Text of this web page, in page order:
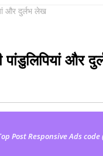
और दुर्लभ लेख
पांडुलिपियां और
Post Responsive Ads code